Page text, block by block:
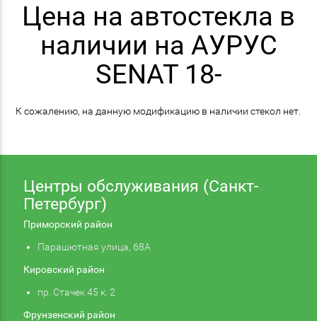
Цена на автостекла в
наличии на АУРУС
SENAT 18-
К сожалению, на данную модификацию в наличии стекол нет.
Центры обслуживания (Санкт-
Петербург)
Приморский район
Парашютная улица, 68А
Кировский район
пр. Стачек 45 к. 2
Фрунзенский район